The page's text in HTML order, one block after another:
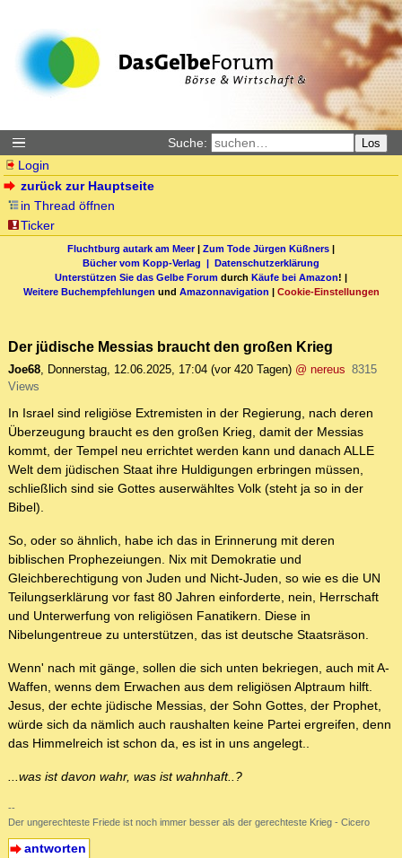
Suche: Los
Login
zurück zur Hauptseite
in Thread öffnen
Ticker
Fluchtburg autark am Meer| Zum Tode Jürgen Küßners |
Bücher vom Kopp-Verlag | Datenschutzerklärung
Unterstützen Sie das Gelbe Forum durch Käufe bei Amazon! |
Weitere Buchempfehlungen und Amazonnavigation | Cookie-Einstellungen
Der jüdische Messias braucht den großen Krieg
Joe68, Donnerstag, 12.06.2025, 17:04 (vor 420 Tagen) @ nereus 8315
Views
In Israel sind religiöse Extremisten in der Regierung, nach deren
Überzeugung braucht es den großen Krieg, damit der Messias
kommt, der Tempel neu errichtet werden kann und danach ALLE
Welt dem jüdischen Staat ihre Huldigungen erbringen müssen,
schließlich sind sie Gottes auserwähltes Volk (steht ja so in der
Bibel).
So, oder so ähnlich, habe ich das in Erinnerung mit deren
biblischen Prophezeiungen. Nix mit Demokratie und
Gleichberechtigung von Juden und Nicht-Juden, so wie es die UN
Teilungserklärung vor fast 80 Jahren einforderte, nein, Herrschaft
und Unterwerfung von religiösen Fanatikern. Diese in
Nibelungentreue zu unterstützen, das ist deutsche Staatsräson.
Wenn' nach mit gänge, sollen die sich unten bekriegen, auch mit A-
Waffen, wenns dem Erwachen aus dem religiösen Alptraum hilft.
Jesus, der echte jüdische Messias, der Sohn Gottes, der Prophet,
würde sich da nämlich auch raushalten keine Partei ergreifen, denn
das Himmelreich ist schon da, es ist in uns angelegt..
...was ist davon wahr, was ist wahnhaft..?
--
Der ungerechteste Friede ist noch immer besser als der gerechteste Krieg - Cicero
antworten